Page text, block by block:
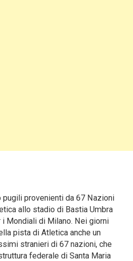
pugili provenienti da 67 Nazioni
allo stadio di Bastia Umbra
Mondiali di Milano. Nei giorni
pista di Atletica anche un
stranieri di 67 nazioni, che
federale di Santa Maria